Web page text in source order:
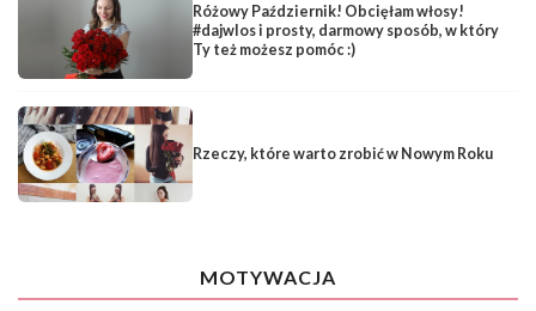
Różowy Październik! Obcięłam włosy!
#dajwlos i prosty, darmowy sposób, w który
Ty też możesz pomóc :)
Rzeczy, które warto zrobić w Nowym Roku
MOTYWACJA